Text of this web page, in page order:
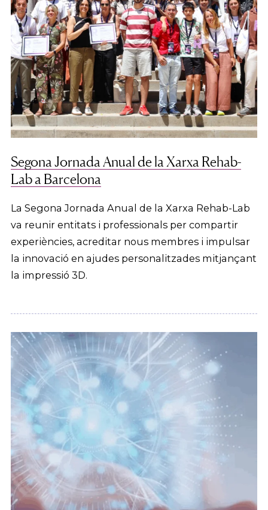
Segona Jornada Anual de la Xarxa Rehab-
Lab a Barcelona
La Segona Jornada Anual de la Xarxa Rehab-Lab
va reunir entitats i professionals per compartir
experiències, acreditar nous membres i impulsar
la innovació en ajudes personalitzades mitjançant
la impressió 3D.